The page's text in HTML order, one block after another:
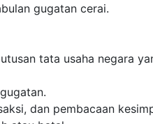
gugatan cerai.
tata usaha negara
dan pembacaan